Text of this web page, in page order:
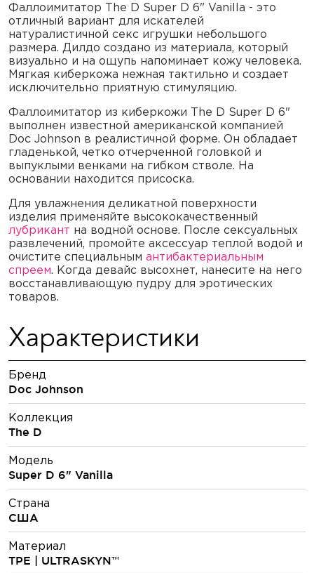
Фаллоимитатор The D Super D 6" Vanilla - это
отличный вариант для искателей
натуралистичной секс игрушки небольшого
размера. Дилдо создано из материала, который
визуально и на ощупь напоминает кожу человека.
Мягкая киберкожа нежная тактильно и создает
исключительно приятную стимуляцию.
Фаллоимитатор из киберкожи The D Super D 6"
выполнен известной американской компанией
Doc Johnson в реалистичной форме. Он обладает
гладенькой, четко отчерченной головкой и
выпуклыми венками на гибком стволе. На
основании находится присоска.
Для увлажнения деликатной поверхности
изделия применяйте высококачественный
лубрикант на водной основе. После сексуальных
развлечений, промойте аксессуар теплой водой и
очистите специальным антибактериальным
спреем. Когда девайс высохнет, нанесите на него
восстанавливающую пудру для эротических
товаров.
Характеристики
Бренд
Doc Johnson
Коллекция
The D
Модель
Super D 6" Vanilla
Страна
США
Материал
TPE | ULTRASKYN™